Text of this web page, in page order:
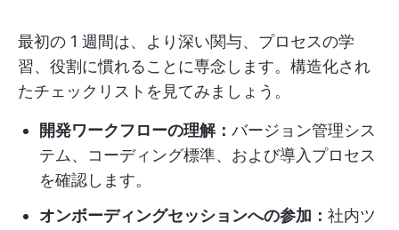
最初の 1 週間は、より深い関与、プロセスの学
習、役割に慣れることに専念します。構造化され
たチェックリストを見てみましょう。
開発ワークフローの理解： バージョン管理シス
テム、コーディング標準、および導入プロセス
を確認します。
オンボーディングセッションへの参加： 社内ツ